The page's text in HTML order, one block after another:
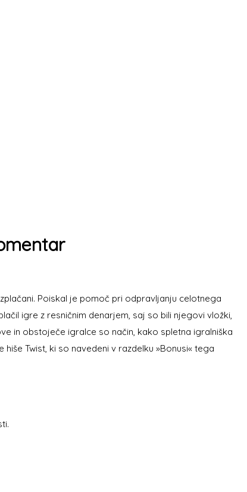
Poiskal je pomoč pri odpravljanju celotnega
igre z resničnim denarjem, saj so bili njegovi vložki,
in obstoječe igralce so način, kako spletna igralniška
Twist, ki so navedeni v razdelku »Bonusi« tega